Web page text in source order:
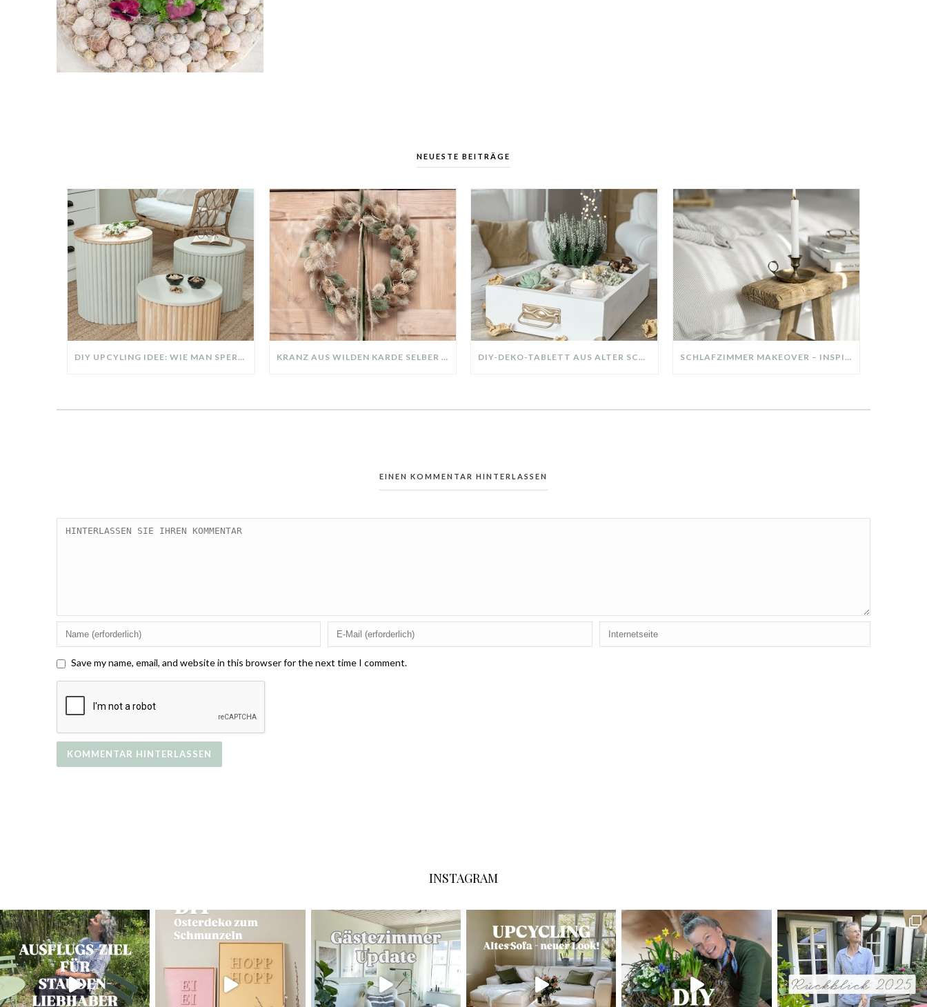
NEUESTE BEITRÄGE
DIY UPCYLING IDEE: WIE MAN SPERRMÜLL IN EIN DESIGNER TEIL VERWANDELT KRANZ AUS WILDEN KARDE SELBER MACHEN: HERBSTDEKO GANZ EINFACH DIY-DEKO-TABLETT AUS ALTER SCHUBLADE – NACHHALTIGE HERBSTDEKO SELBER MACHEN! SCHLAFZIMMER MAKEOVER – INSPIRATION FÜR DEIN SCHLAFZIMMER: AUS ALT MACH NEU – HELL, GEMÜTLICH UND EINLADEND
EINEN KOMMENTAR HINTERLASSEN
Save my name, email, and website in this browser for the next time I comment.
INSTAGRAM